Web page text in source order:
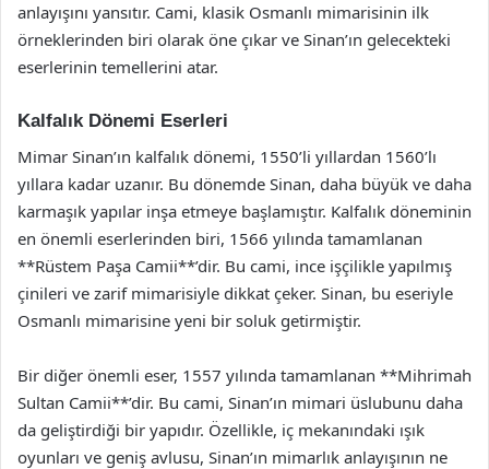
anlayışını yansıtır. Cami, klasik Osmanlı mimarisinin ilk
örneklerinden biri olarak öne çıkar ve Sinan’ın gelecekteki
eserlerinin temellerini atar.
Kalfalık Dönemi Eserleri
Mimar Sinan’ın kalfalık dönemi, 1550’li yıllardan 1560’lı
yıllara kadar uzanır. Bu dönemde Sinan, daha büyük ve daha
karmaşık yapılar inşa etmeye başlamıştır. Kalfalık döneminin
en önemli eserlerinden biri, 1566 yılında tamamlanan
**Rüstem Paşa Camii**’dir. Bu cami, ince işçilikle yapılmış
çinileri ve zarif mimarisiyle dikkat çeker. Sinan, bu eseriyle
Osmanlı mimarisine yeni bir soluk getirmiştir.
Bir diğer önemli eser, 1557 yılında tamamlanan **Mihrimah
Sultan Camii**’dir. Bu cami, Sinan’ın mimari üslubunu daha
da geliştirdiği bir yapıdır. Özellikle, iç mekanındaki ışık
oyunları ve geniş avlusu, Sinan’ın mimarlık anlayışının ne